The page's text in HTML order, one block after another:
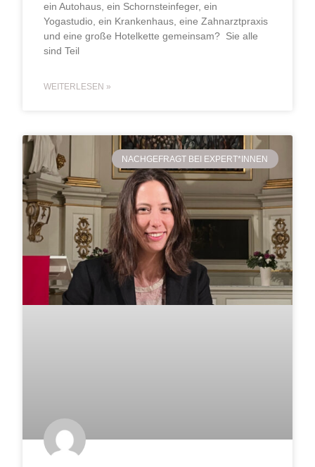
ein Autohaus, ein Schornsteinfeger, ein
Yogastudio, ein Krankenhaus, eine Zahnarztpraxis
und eine große Hotelkette gemeinsam? Sie alle
sind Teil
WEITERLESEN »
NACHGEFRAGT BEI EXPERT*INNEN